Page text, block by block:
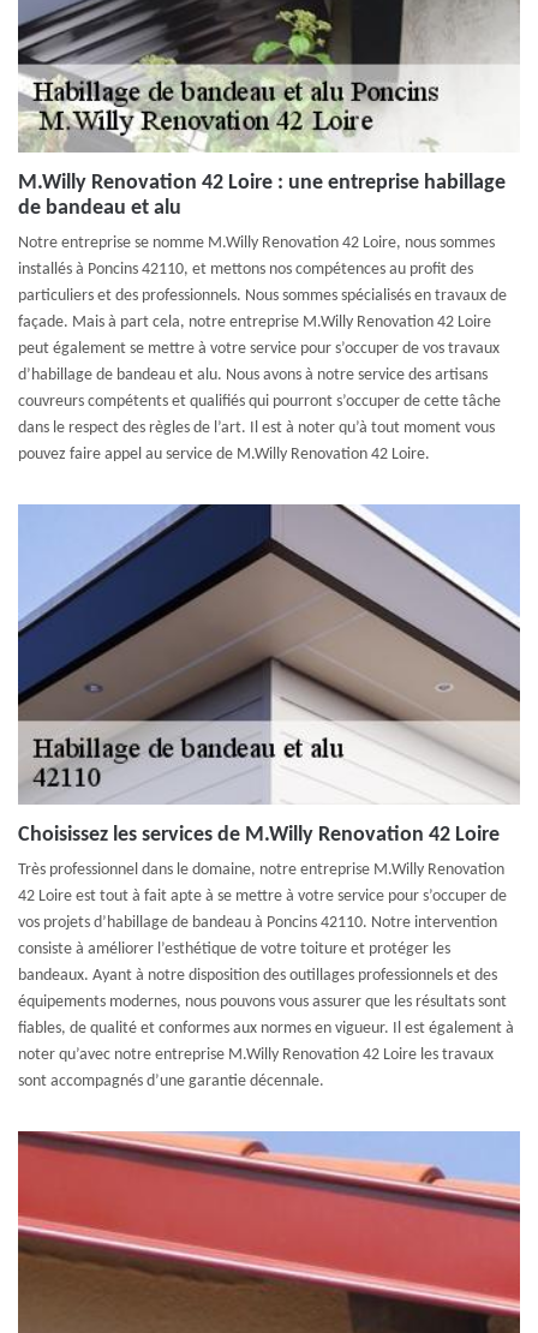
M.Willy Renovation 42 Loire : une entreprise habillage
de bandeau et alu
Notre entreprise se nomme M.Willy Renovation 42 Loire, nous sommes
installés à Poncins 42110, et mettons nos compétences au profit des
particuliers et des professionnels. Nous sommes spécialisés en travaux de
façade. Mais à part cela, notre entreprise M.Willy Renovation 42 Loire
peut également se mettre à votre service pour s’occuper de vos travaux
d’habillage de bandeau et alu. Nous avons à notre service des artisans
couvreurs compétents et qualifiés qui pourront s’occuper de cette tâche
dans le respect des règles de l’art. Il est à noter qu’à tout moment vous
pouvez faire appel au service de M.Willy Renovation 42 Loire.
Choisissez les services de M.Willy Renovation 42 Loire
Très professionnel dans le domaine, notre entreprise M.Willy Renovation
42 Loire est tout à fait apte à se mettre à votre service pour s’occuper de
vos projets d’habillage de bandeau à Poncins 42110. Notre intervention
consiste à améliorer l’esthétique de votre toiture et protéger les
bandeaux. Ayant à notre disposition des outillages professionnels et des
équipements modernes, nous pouvons vous assurer que les résultats sont
fiables, de qualité et conformes aux normes en vigueur. Il est également à
noter qu’avec notre entreprise M.Willy Renovation 42 Loire les travaux
sont accompagnés d’une garantie décennale.